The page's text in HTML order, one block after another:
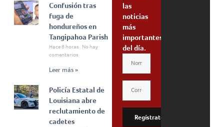
Confusión tras
fuga de
hondureños en
Tangipahoa Parish
Hace 8 horas
No hay
comentarios
Leer más »
Policía Estatal de
Louisiana abre
reclutamiento de
cadetes
las
noticias
más
importantes
del día.
Regístrate